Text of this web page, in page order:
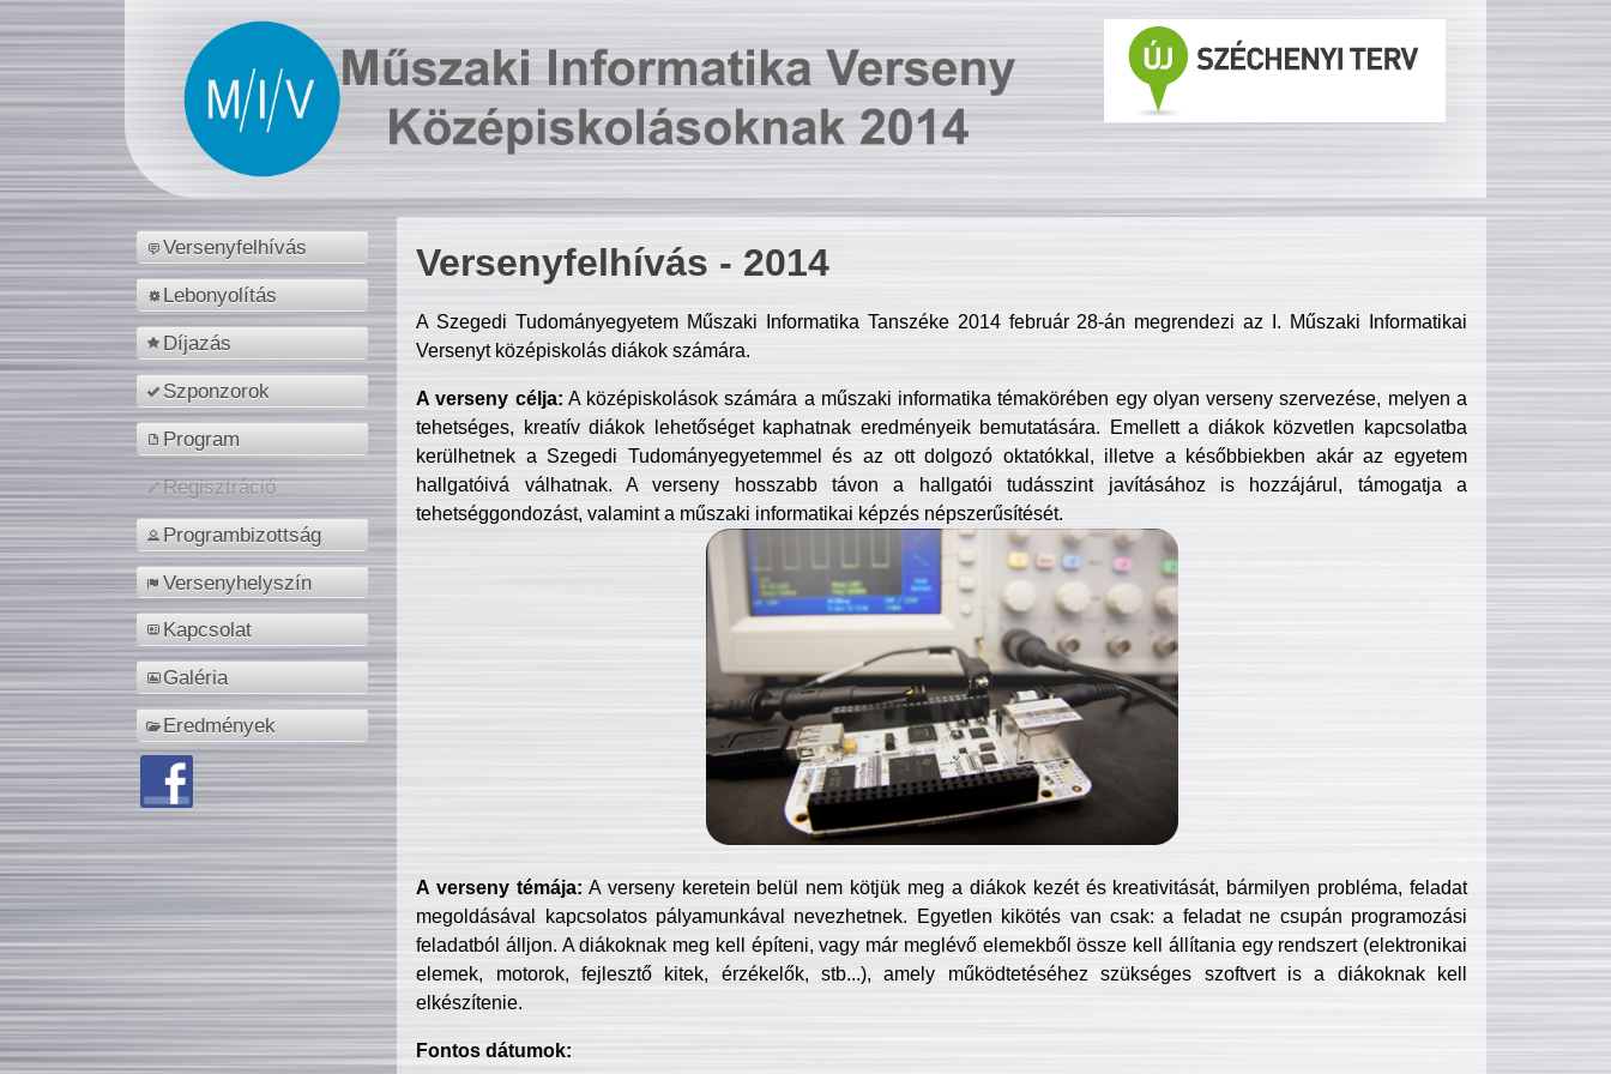
Versenyfelhívás
Lebonyolítás
Díjazás
Szponzorok
Program
Regisztráció
Programbizottság
Versenyhelyszín
Kapcsolat
Galéria
Eredmények
Versenyfelhívás - 2014
A Szegedi Tudományegyetem Műszaki Informatika Tanszéke 2014 február 28-án megrendezi az I. Műszaki Informatikai
Versenyt középiskolás diákok számára.
A verseny célja: A középiskolások számára a műszaki informatika témakörében egy olyan verseny szervezése, melyen a
tehetséges, kreatív diákok lehetőséget kaphatnak eredményeik bemutatására. Emellett a diákok közvetlen kapcsolatba
kerülhetnek a Szegedi Tudományegyetemmel és az ott dolgozó oktatókkal, illetve a későbbiekben akár az egyetem
hallgatóivá válhatnak. A verseny hosszabb távon a hallgatói tudásszint javításához is hozzájárul, támogatja a
tehetséggondozást, valamint a műszaki informatikai képzés népszerűsítését.
A verseny témája: A verseny keretein belül nem kötjük meg a diákok kezét és kreativitását, bármilyen probléma, feladat
megoldásával kapcsolatos pályamunkával nevezhetnek. Egyetlen kikötés van csak: a feladat ne csupán programozási
feladatból álljon. A diákoknak meg kell építeni, vagy már meglévő elemekből össze kell állítania egy rendszert (elektronikai
elemek, motorok, fejlesztő kitek, érzékelők, stb...), amely működtetéséhez szükséges szoftvert is a diákoknak kell
elkészítenie.
Fontos dátumok: